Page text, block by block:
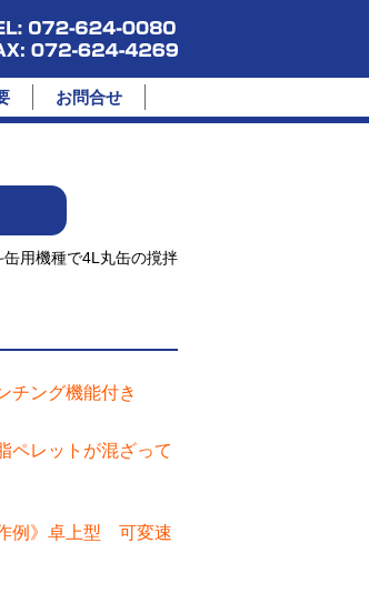
お問合せ
缶用機種で4L丸缶の撹拌
チング機能付き
ペレットが混ざって
例》卓上型 可変速